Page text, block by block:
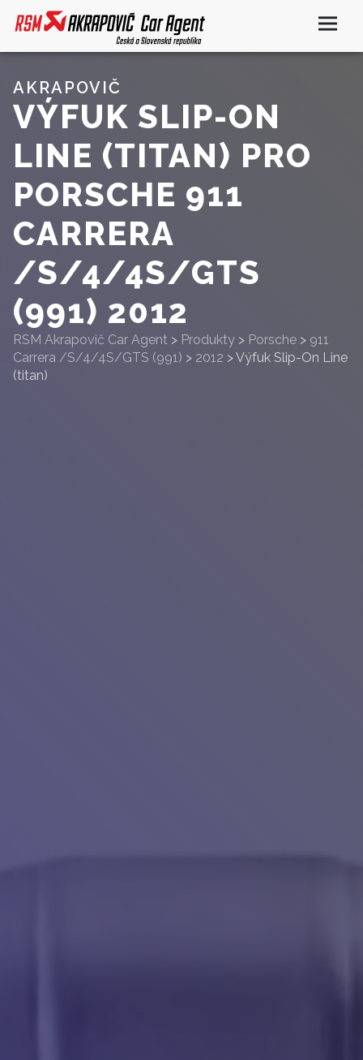
AKRAPOVIČ
VÝFUK SLIP-ON
LINE (TITAN) PRO
PORSCHE 911
CARRERA
/S/4/4S/GTS
(991) 2012
RSM Akrapovič Car Agent > Produkty > Porsche > 911
Carrera /S/4/4S/GTS (991) > 2012 >Výfuk Slip-On Line
(titan)